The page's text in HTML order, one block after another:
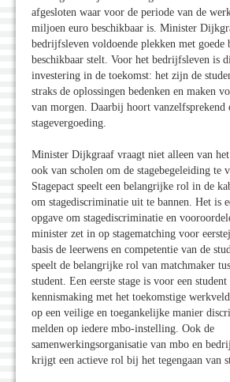
afgesloten waar voor de periode van de
miljoen euro beschikbaar is. Minister
bedrijfsleven voldoende plekken met goede
beschikbaar stelt. Voor het bedrijfsleven is
investering in de toekomst: het zijn de
straks de oplossingen bedenken en maken
van morgen. Daarbij hoort vanzelfsprekend
stagevergoeding.
Minister Dijkgraaf vraagt niet alleen van
ook van scholen om de stagebegeleiding te
Stagepact speelt een belangrijke rol in de
om stagediscriminatie uit te bannen. Het is
opgave om stagediscriminatie en
minister zet in op stagematching voor
basis de leerwens en competentie van de
speelt de belangrijke rol van matchmaker
student. Een eerste stage is voor een student
kennismaking met het toekomstige
op een veilige en toegankelijke manier
melden op iedere mbo-instelling. Ook de
samenwerkingsorganisatie van mbo en
krijgt een actieve rol bij het tegengaan van